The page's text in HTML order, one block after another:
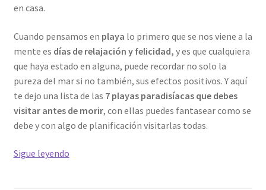
en casa.
Cuando pensamos en playa lo primero que se nos viene a la
mente es días de relajación y felicidad, y es que cualquiera
que haya estado en alguna, puede recordar no solo la
pureza del mar si no también, sus efectos positivos. Y aquí
te dejo una lista de las 7 playas paradisíacas que debes
visitar antes de morir, con ellas puedes fantasear como se
debe y con algo de planificación visitarlas todas.
Sigue leyendoLas